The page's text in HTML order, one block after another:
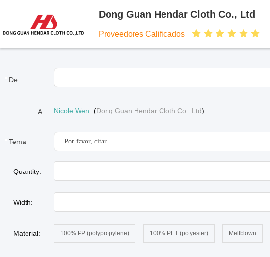
Dong Guan Hendar Cloth Co., Ltd
Proveedores Calificados
De:
A: Nicole Wen (Dong Guan Hendar Cloth Co., Ltd)
Tema:
Quantity:
Width:
Material: 100% PP (polypropylene) 100% PET (polyester) Meltblown